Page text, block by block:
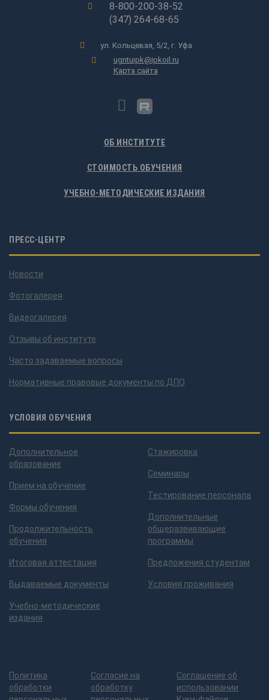
8-800-200-38-52
(347) 264-68-65
ул. Кольцевая, 5/2, г. Уфа
ugntuipk@ipkoil.ru
Карта сайта
ОБ ИНСТИТУТЕ
СТОИМОСТЬ ОБУЧЕНИЯ
УЧЕБНО-МЕТОДИЧЕСКИЕ ИЗДАНИЯ
ПРЕСС-ЦЕНТР
Новости
Фотогалерея
Видеогалерея
Отзывы об институте
Часто задаваемые вопросы
Нормативные правовые документы по ДПО
УСЛОВИЯ ОБУЧЕНИЯ
Дополнительное
образование
Прием на обучение
Формы обучения
Продолжительность
обучения
Итоговая аттестация
Выдаваемые документы
Учебно-методические
издания
Стажировка
Семинары
Тестирование персонала
Дополнительные
общеразвивающие
программы
Предложения студентам
Условия проживания
Политика
обработки
Согласие на
обработку
Соглашение об
использовании